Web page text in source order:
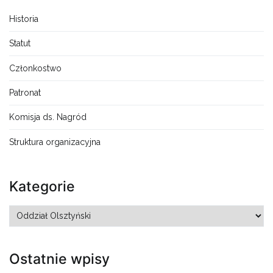
Historia
Statut
Członkostwo
Patronat
Komisja ds. Nagród
Struktura organizacyjna
Kategorie
Kategorie
Ostatnie wpisy